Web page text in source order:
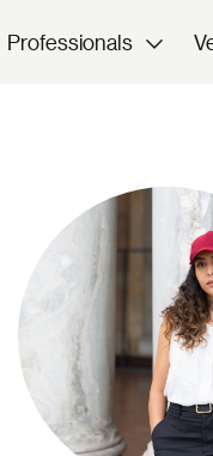
Professionals